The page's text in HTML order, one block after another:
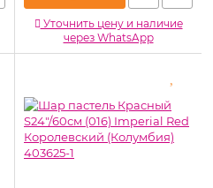
Уточнить цену и наличие
через WhatsApp